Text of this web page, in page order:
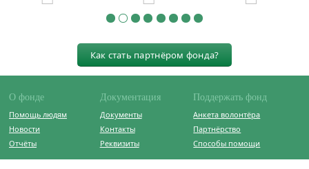
Как стать партнёром фонда?
О фонде
Помощь людям
Новости
Отчёты
Документация
Документы
Контакты
Реквизиты
Поддержать фонд
Анкета волонтёра
Партнёрство
Способы помощи